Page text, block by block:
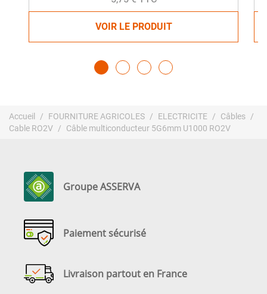
VOIR LE PRODUIT
Accueil FOURNITURE AGRICOLES ELECTRICITE
Câbles
Cable RO2V
Câble multiconducteur 5G6mm U1000 RO2V
Groupe ASSERVA
Paiement sécurisé
Livraison partout en France